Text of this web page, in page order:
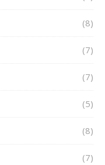
(8)
(7)
(7)
(5)
(8)
(7)